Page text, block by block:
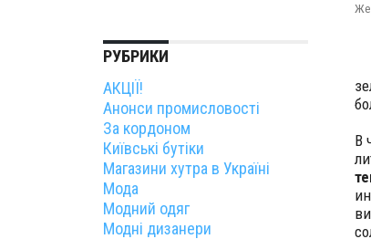
В
РУБРИКИ
АКЦІЇ!
Анонси промисловості
За кордоном
Київські бутіки
Магазини хутра в Україні
Мода
Модний одяг
Модні дизанери